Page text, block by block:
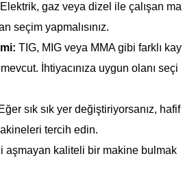
Elektrik, gaz veya dizel ile çalışan ma
seçim yapmalısınız.
TIG, MIG veya MMA gibi farklı kay
İhtiyacınıza uygun olanı seçi
Eğer sık sık yer değiştiriyorsanız, hafif
tercih edin.
aşmayan kaliteli bir makine bulmak